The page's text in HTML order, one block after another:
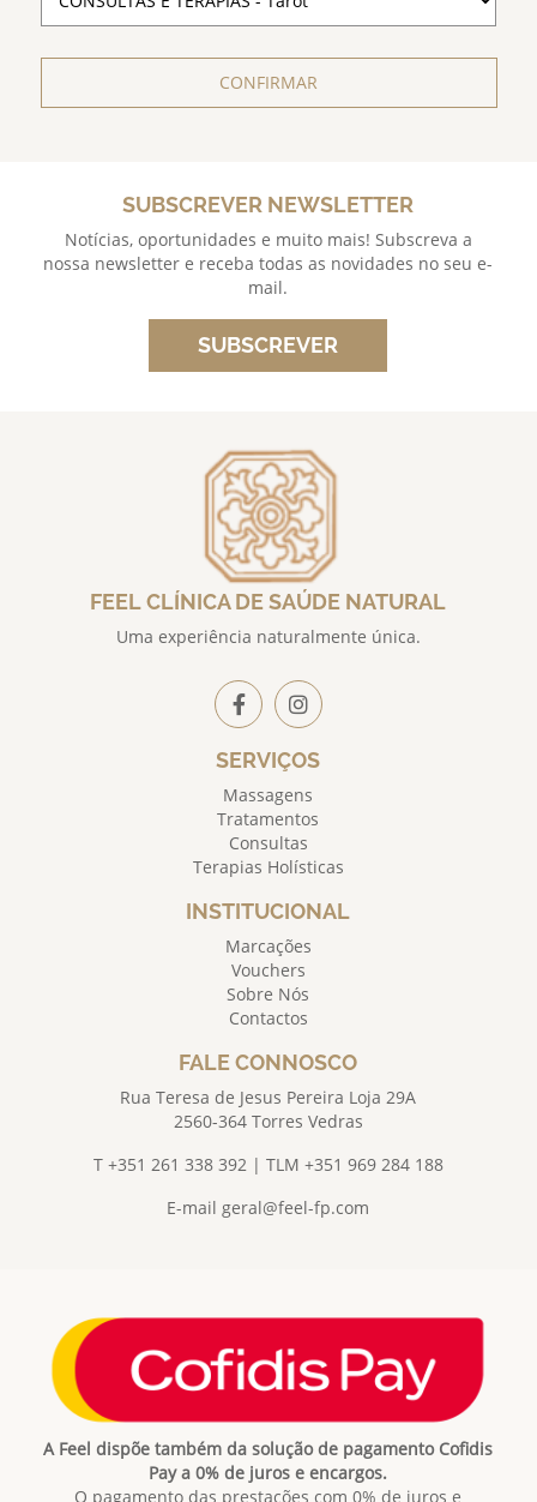
CONFIRMAR
SUBSCREVER NEWSLETTER
Notícias, oportunidades e muito mais! Subscreva a
nossa newsletter e receba todas as novidades no seu e-
mail.
SUBSCREVER
FEEL CLÍNICA DE SAÚDE NATURAL
Uma experiência naturalmente única.
SERVIÇOS
Massagens
Tratamentos
Consultas
Terapias Holísticas
INSTITUCIONAL
Marcações
Vouchers
Sobre Nós
Contactos
FALE CONNOSCO
Rua Teresa de Jesus Pereira Loja 29A
2560-364 Torres Vedras
T +351 261 338 392 | TLM +351 969 284 188
E-mailgeral@feel-fp.com
A Feel dispõe também da solução de pagamento Cofidis
Pay a 0% de juros e encargos.
O pagamento das prestações com 0% de juros e